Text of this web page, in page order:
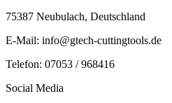
75387 Neubulach, Deutschland
E-Mail: info@gtech-cuttingtools.de
Telefon: 07053 / 968416
Social Media